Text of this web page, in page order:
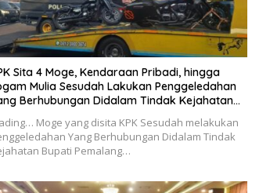
Sita 4 Moge, Kendaraan Pribadi, hingga
Mulia Sesudah Lakukan Penggeledahan
Berhubungan Didalam Tindak Kejahatan
Moge yang disita KPK Sesudah melakukan
Yang Berhubungan Didalam Tindak
Bupati Pemalang…